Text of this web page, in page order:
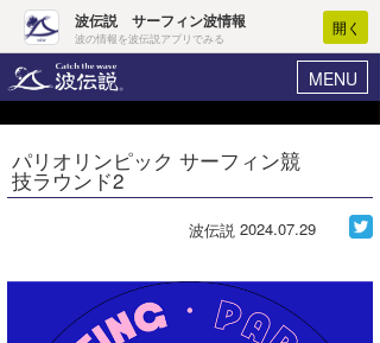
波伝説 サーフィン波情報
波の情報を波伝説アプリでみる
開く
MENU
ヘルプ マイホーム
ログイン
WAVE HUNTER波予想ツール
パリオリンピック サーフィン競
技ラウンド2
波伝説 2024.07.29
Core Surf Japan
アート＆エンタメ